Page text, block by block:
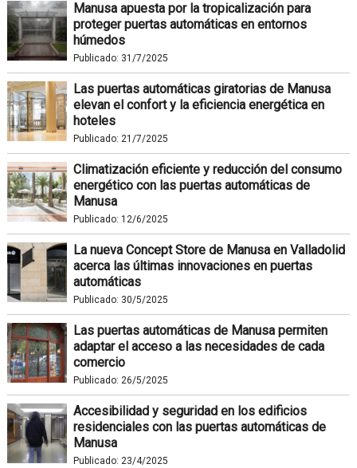
Manusa apuesta por la tropicalización para
proteger puertas automáticas en entornos
húmedos
Publicado: 31/7/2025
Las puertas automáticas giratorias de Manusa
elevan el confort y la eficiencia energética en
hoteles
Publicado: 21/7/2025
Climatización eficiente y reducción del consumo
energético con las puertas automáticas de
Manusa
Publicado: 12/6/2025
La nueva Concept Store de Manusa en Valladolid
acerca las últimas innovaciones en puertas
automáticas
Publicado: 30/5/2025
Las puertas automáticas de Manusa permiten
adaptar el acceso a las necesidades de cada
comercio
Publicado: 26/5/2025
Accesibilidad y seguridad en los edificios
residenciales con las puertas automáticas de
Manusa
Publicado: 23/4/2025